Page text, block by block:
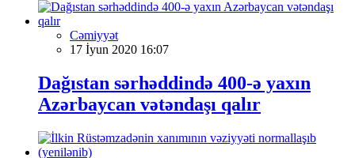
Cəmiyyət
17 İyun 2020 16:07
Dağıstan sərhəddində 400-ə yaxın
Azərbaycan vətəndaşı qalır